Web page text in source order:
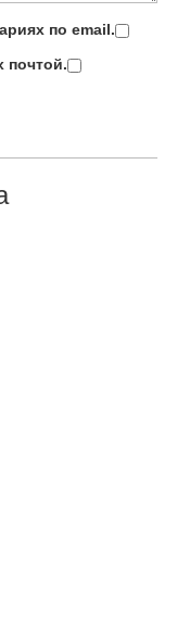
по email.
почтой.